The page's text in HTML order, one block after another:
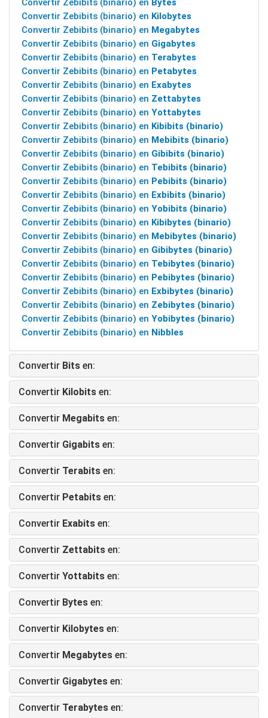
Convertir Zebibits (binario) en Bytes
Convertir Zebibits (binario) en Kilobytes
Convertir Zebibits (binario) en Megabytes
Convertir Zebibits (binario) en Gigabytes
Convertir Zebibits (binario) en Terabytes
Convertir Zebibits (binario) en Petabytes
Convertir Zebibits (binario) en Exabytes
Convertir Zebibits (binario) en Zettabytes
Convertir Zebibits (binario) en Yottabytes
Convertir Zebibits (binario) en Kibibits (binario)
Convertir Zebibits (binario) en Mebibits (binario)
Convertir Zebibits (binario) en Gibibits (binario)
Convertir Zebibits (binario) en Tebibits (binario)
Convertir Zebibits (binario) en Pebibits (binario)
Convertir Zebibits (binario) en Exbibits (binario)
Convertir Zebibits (binario) en Yobibits (binario)
Convertir Zebibits (binario) en Kibibytes (binario)
Convertir Zebibits (binario) en Mebibytes (binario)
Convertir Zebibits (binario) en Gibibytes (binario)
Convertir Zebibits (binario) en Tebibytes (binario)
Convertir Zebibits (binario) en Pebibytes (binario)
Convertir Zebibits (binario) en Exbibytes (binario)
Convertir Zebibits (binario) en Zebibytes (binario)
Convertir Zebibits (binario) en Yobibytes (binario)
Convertir Zebibits (binario) en Nibbles
Convertir Bits en:
Convertir Kilobits en:
Convertir Megabits en:
Convertir Gigabits en:
Convertir Terabits en:
Convertir Petabits en:
Convertir Exabits en:
Convertir Zettabits en:
Convertir Yottabits en:
Convertir Bytes en:
Convertir Kilobytes en:
Convertir Megabytes en:
Convertir Gigabytes en:
Convertir Terabytes en: